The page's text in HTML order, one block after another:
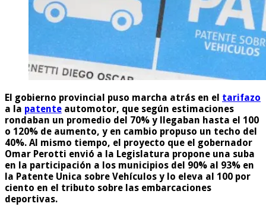
El gobierno provincial puso marcha atrás en el tarifazo
a la patente automotor, que según estimaciones
rondaban un promedio del 70% y llegaban hasta el 100
o 120% de aumento, y en cambio propuso un techo del
40%. Al mismo tiempo, el proyecto que el gobernador
Omar Perotti envió a la Legislatura propone una suba
en la participación a los municipios del 90% al 93% en
la Patente Unica sobre Vehículos y lo eleva al 100 por
ciento en el tributo sobre las embarcaciones
deportivas.